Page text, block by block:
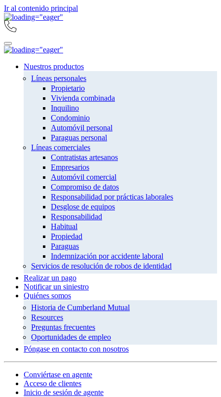
Ir al contenido principal
Nuestros productos
Líneas personales
Propietario
Vivienda combinada
Inquilino
Condominio
Automóvil personal
Paraguas personal
Líneas comerciales
Contratistas artesanos
Empresarios
Automóvil comercial
Compromiso de datos
Responsabilidad por prácticas laborales
Desglose de equipos
Responsabilidad
Habitual
Propiedad
Paraguas
Indemnización por accidente laboral
Servicios de resolución de robos de identidad
Realizar un pago
Notificar un siniestro
Quiénes somos
Historia de Cumberland Mutual
Resources
Preguntas frecuentes
Oportunidades de empleo
Póngase en contacto con nosotros
Conviértase en agente
Acceso de clientes
Inicio de sesión de agente